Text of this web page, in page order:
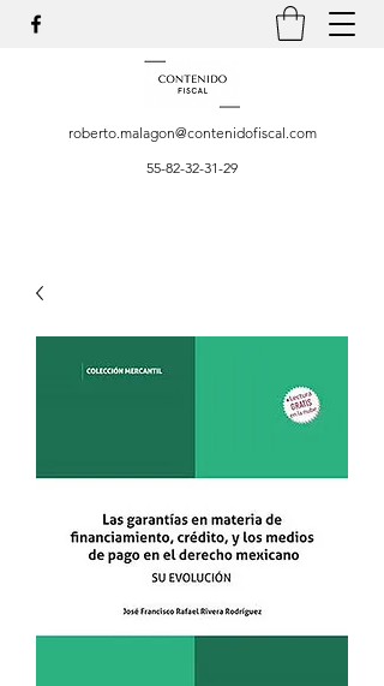
roberto.malagon@contenidofiscal.com
55-82-32-31-29